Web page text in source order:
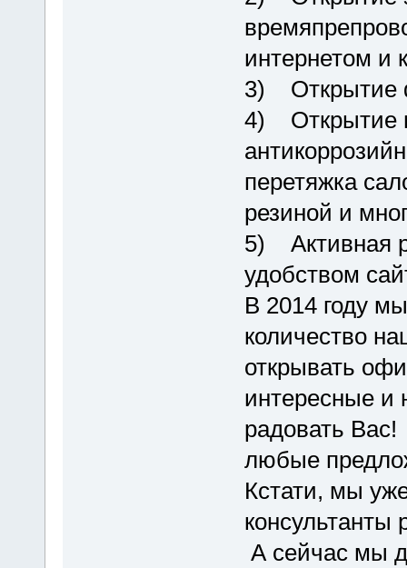
интернетом и
3) Открытие
4) Открытие
перетяжка
резиной и
5) Активная
удобством
В 2014 году
количество
открывать
интересные
радовать
любые
Кстати, мы
консультанты
А сейчас мы